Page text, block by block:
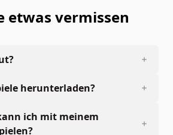
etwas vermissen
herunterladen?
ich mit meinem